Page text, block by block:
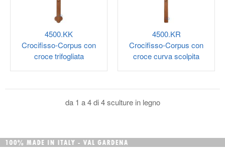
4500.KK
Crocifisso-Corpus con
croce trifogliata
4500.KR
Crocifisso-Corpus con
croce curva scolpita
da 1 a 4 di 4 sculture in legno